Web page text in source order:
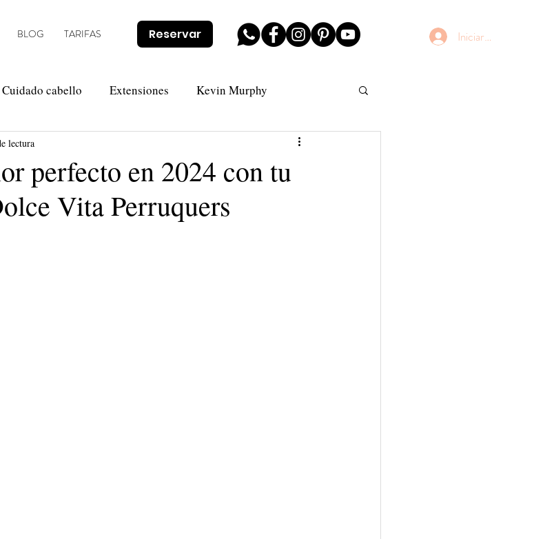
BLOG TARIFAS Reservar Iniciar sesión
Cuidado cabello Extensiones Kevin Murphy
Olaplex
perfecto en 2024 con tu
Vita Perruquers
lectura